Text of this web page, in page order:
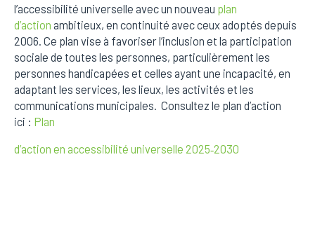
l’accessibilité universelle avec un nouveau plan
d’action ambitieux, en continuité avec ceux adoptés depuis
2006. Ce plan vise à favoriser l’inclusion et la participation
sociale de toutes les personnes, particulièrement les
personnes handicapées et celles ayant une incapacité, en
adaptant les services, les lieux, les activités et les
communications municipales. Consultez le plan d’action
ici : Plan
d’action en accessibilité universelle 2025‑2030